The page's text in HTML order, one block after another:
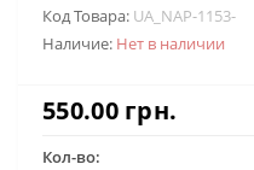
Код Товара: UA_NAP-1153-
Наличие: Нет в наличии
550.00 грн.
Кол-во: